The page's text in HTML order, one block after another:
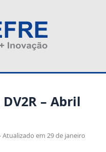
– Abril
Atualizado em 29 de janeiro